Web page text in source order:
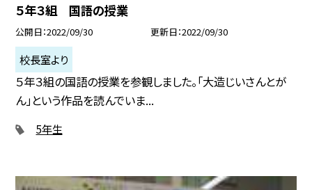
５年３組 国語の授業
公開日 2022/09/30 更新日 2022/09/30
校長室より
５年３組の国語の授業を参観しました。「大造じいさんとが
ん」という作品を読んでいま...
5年生